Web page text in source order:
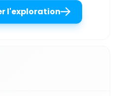
l'exploration